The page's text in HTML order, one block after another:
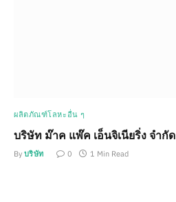
ผลิตภัณฑ์โลหะอื่น ๆ
บริษัท ม๊าค แพ๊ค เอ็นจิเนียริ่ง จำกัด
By บริษัท 0 1 Min Read